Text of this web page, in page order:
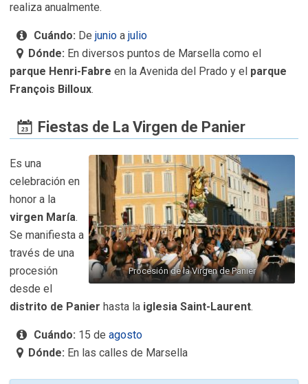
realiza anualmente.
Cuándo: De junio a julio
Dónde: En diversos puntos de Marsella como el
parque Henri-Fabre en la Avenida del Prado y el parque
François Billoux.
Fiestas de La Virgen de Panier
Procesión de la Virgen de Panier
Es una
celebración en
honor a la
virgen María.
Se manifiesta a
través de una
procesión
desde el
distrito de Panier hasta la iglesia Saint-Laurent.
Cuándo: 15 de agosto
Dónde: En las calles de Marsella